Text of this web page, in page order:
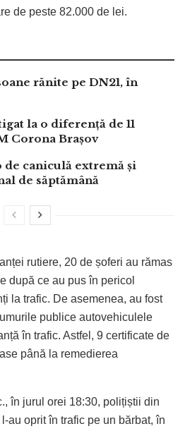
de peste 82.000 de lei.
rănite pe DN21, în
la o diferență de 11
Corona Brașov
caniculă extremă și
de săptămână
rutiere, 20 de șoferi au rămas
după ce au pus în pericol
la trafic. De asemenea, au fost
publice autovehiculele
în trafic. Astfel, 9 certificate de
până la remedierea
în jurul orei 18:30, polițiștii din
au oprit în trafic pe un bărbat, în